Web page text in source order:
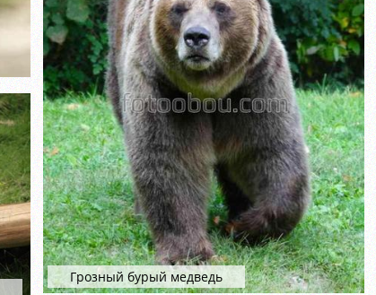
Грозный бурый медведь